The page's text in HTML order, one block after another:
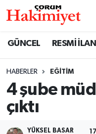
GÜNCEL RESMİ
HABERLER EĞİTİM
4 şube
çıktı
YÜKSEL BASAR
SAĞLIK
ASAYİŞ
Nöbetçi Eczaneler
Çorum Namaz
Trafik Durumu